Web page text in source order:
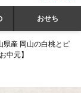
おせち
県産 岡山の白桃とピ
中元】